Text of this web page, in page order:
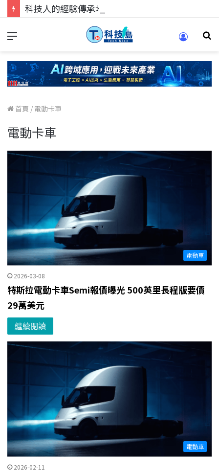
首頁 / 電動卡車
電動卡車
電動車
2026-03-08
特斯拉電動卡車Semi報價曝光 500英里長程版要價
29萬美元
繼續閱讀
電動車
2026-02-11